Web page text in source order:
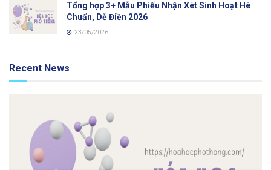
Tổng hợp 3+ Mẫu Phiếu Nhận Xét Sinh Hoạt Hè
Chuẩn, Dễ Điền 2026
23/05/2026
Recent News